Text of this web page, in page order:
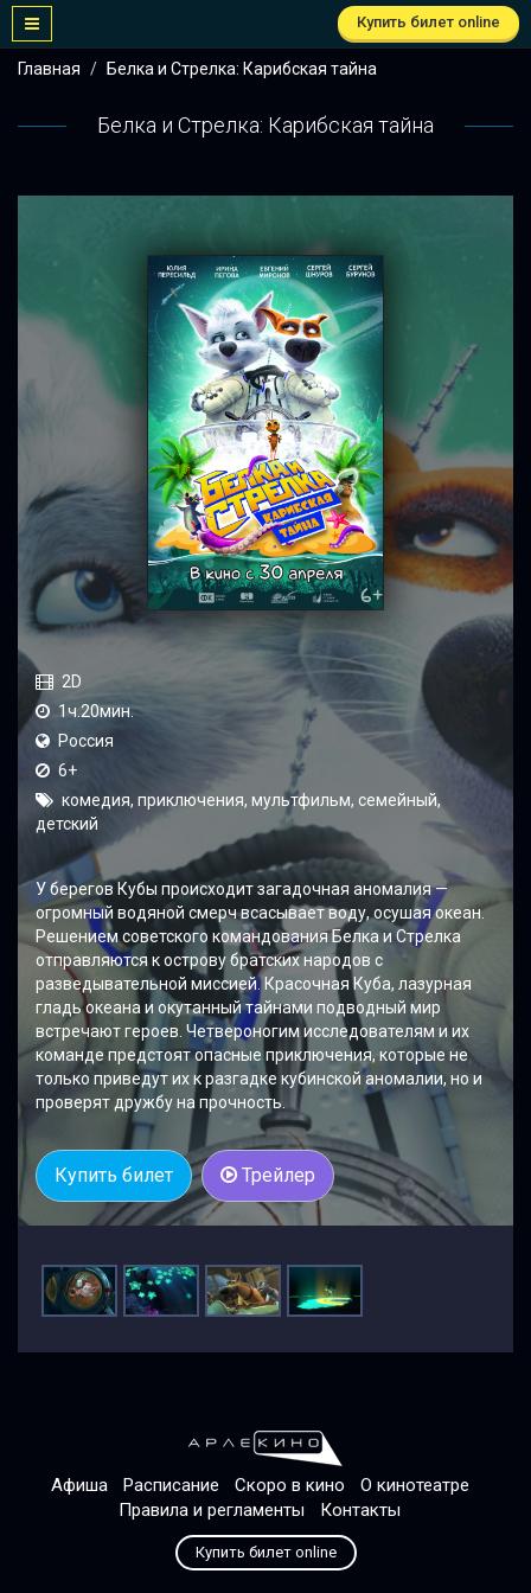
Купить билет online
Главная Белка и Стрелка: Карибская тайна
Белка и Стрелка: Карибская тайна
2D
1ч.20мин.
Россия
6+
комедия, приключения, мультфильм, семейный,
детский
У берегов Кубы происходит загадочная аномалия —
огромный водяной смерч всасывает воду, осушая океан.
Решением советского командования Белка и Стрелка
отправляются к острову братских народов с
разведывательной миссией. Красочная Куба, лазурная
гладь океана и окутанный тайнами подводный мир
встречают героев. Четвероногим исследователям и их
команде предстоят опасные приключения, которые не
только приведут их к разгадке кубинской аномалии, но и
проверят дружбу на прочность.
Купить билет Трейлер
Афиша Расписание Скоро в кино
О кинотеатре
Правила и регламенты
Контакты
Купить билет online